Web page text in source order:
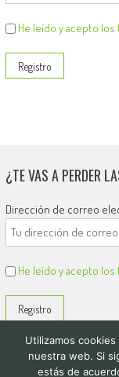
He leído y acepto
¿TE VAS A PERDER
Dirección de correo
He leído y acepto
Utilizamos
nuestra web. Si
estás de